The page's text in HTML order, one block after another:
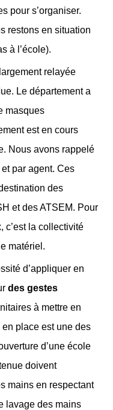
pour s’organiser.
restons en situation
à l’école).
relayée
Le département a
masques
est en cours
Nous avons rappelé
et par agent. Ces
des
et des ATSEM. Pour
c’est la collectivité
matériel.
d’appliquer en
des gestes
à mettre en
place est une des
d’une école
doivent
mains en respectant
lavage des mains